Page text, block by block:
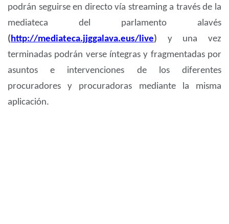
podrán seguirse en directo vía streaming a través de la
mediateca del parlamento alavés
(http://mediateca.jjggalava.eus/live) y una vez
terminadas podrán verse íntegras y fragmentadas por
asuntos e intervenciones de los diferentes
procuradores y procuradoras mediante la misma
aplicación.